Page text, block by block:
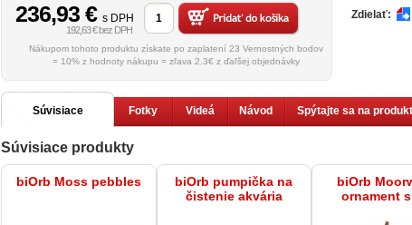
236,93 € s DPH
192,63 € bez DPH
Nákupom tohoto produktu získate po zaplatení 23 Vernostných bodov
= 10% z hodnoty nákupu = zľava 2.3€ z ďaľšej objednávky
Zdielať:
Súvisiace
produkty
Fotky Videá Návod Spýtajte sa na produkt
Súvisiace produkty
biOrb Moss pebbles
biOrb pumpička na
čistenie akvária
biOrb
ornament